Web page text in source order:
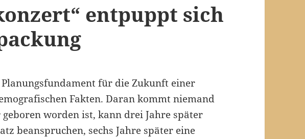
entpuppt sich
für die Zukunft einer
Fakten. Daran kommt niemand
worden ist, kann drei Jahre später
beanspruchen, sechs Jahre später eine